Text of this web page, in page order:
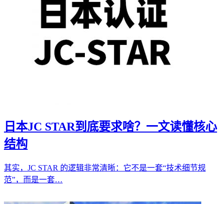
日本JC STAR到底要求啥？一文读懂核心
结构
其实，JC STAR 的逻辑非常清晰：它不是一套“技术细节规
范”，而是一套…